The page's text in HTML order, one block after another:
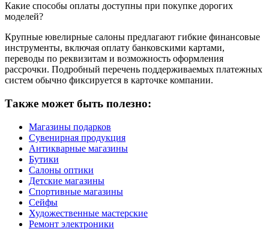
Какие способы оплаты доступны при покупке дорогих
моделей?
Крупные ювелирные салоны предлагают гибкие финансовые
инструменты, включая оплату банковскими картами,
переводы по реквизитам и возможность оформления
рассрочки. Подробный перечень поддерживаемых платежных
систем обычно фиксируется в карточке компании.
Также может быть полезно:
Магазины подарков
Сувенирная продукция
Антикварные магазины
Бутики
Салоны оптики
Детские магазины
Спортивные магазины
Сейфы
Художественные мастерские
Ремонт электроники